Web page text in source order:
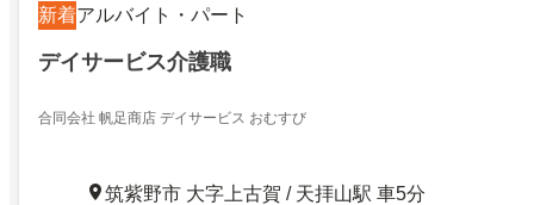
新着アルバイト・パート
デイサービス介護職
合同会社 帆足商店 デイサービス おむすび
筑紫野市 大字上古賀 / 天拝山駅 車5分